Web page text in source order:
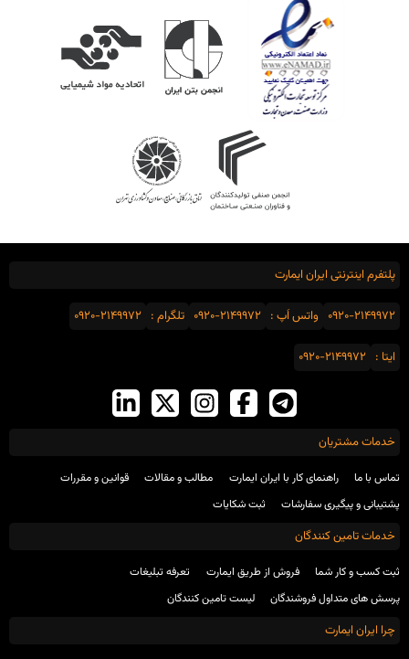
پلتفرم اینترنتی ایران ایمارت
0920-2149972 واتس اَپ : 0920-2149972 تلگرام : 0920-2149972
ایتا : 0920-2149972
خدمات مشتریان
تماس با ما راهنمای کار با ایران ایمارت مطالب و مقالات
قوانین و مقررات
پشتیبانی و پیگیری سفارشات
ثبت شکایات
خدمات تامین کنندگان
ثبت کسب و کار شما فروش از طریق ایمارت
تعرفه تبلیغات
پرسش های متداول فروشندگان
لیست تامین کنندگان
چرا ایران ایمارت